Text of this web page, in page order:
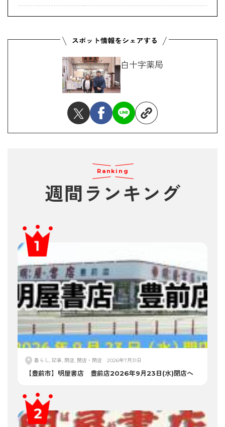
白十字薬局
Ranking
週間ランキング
暮らし, 記事, 閉店, 開店・閉店 2026年7月31日
【豊前市】明屋書店 豊前店2026年9月23日(水)閉店へ